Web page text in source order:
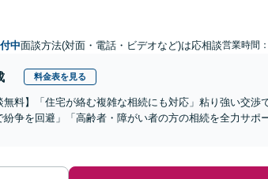
中面談方法(対面・電話・ビデオなど)は応相談営業時間
料金表を見る
無料】「住宅が絡む複雑な相続にも対応」粘り強い交渉
争を回避」「高齢者・障がい者の方の相続を全力サポ